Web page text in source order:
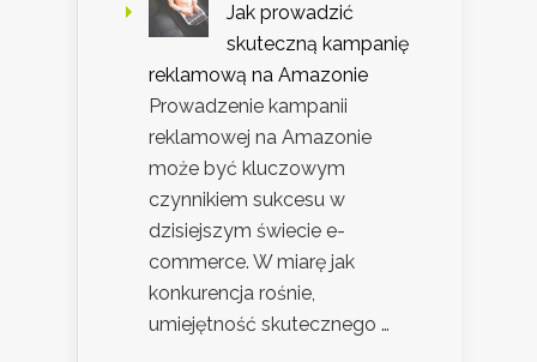
Jak prowadzić
skuteczną kampanię
reklamową na Amazonie
Prowadzenie kampanii
reklamowej na Amazonie
może być kluczowym
czynnikiem sukcesu w
dzisiejszym świecie e-
commerce. W miarę jak
konkurencja rośnie,
umiejętność skutecznego …